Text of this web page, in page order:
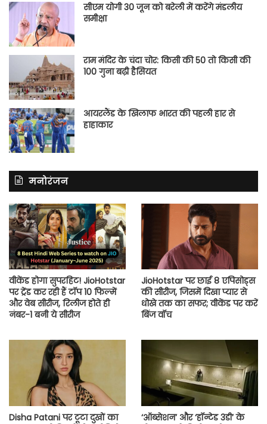
सीएम योगी 30 जून को बरेली में करेंगे मंडलीय
समीक्षा
राम मंदिर के चंदा चोर: किसी की 50 तो किसी की
100 गुना बढ़ी हैसियत
आयरलैंड के खिलाफ भारत की पहली हार से
हाहाकार
मनोरंजन
वीकेंड होगा सुपरहिट! JioHotstar
पर ट्रेंड कर रही हैं टॉप 10 फिल्में
और वेब सीरीज, रिलीज होते ही
नंबर-1 बनी ये सीरीज
JioHotstar पर छाई 8 एपिसोड्स
की सीरीज, जिसमें दिखा प्यार से
धोखे तक का सफर; वीकेंड पर करें
बिंज वॉच
Disha Patani पर टूटा दुखों का
‘ऑब्सेशन’ और ‘हॉन्टेड 3डी’ के